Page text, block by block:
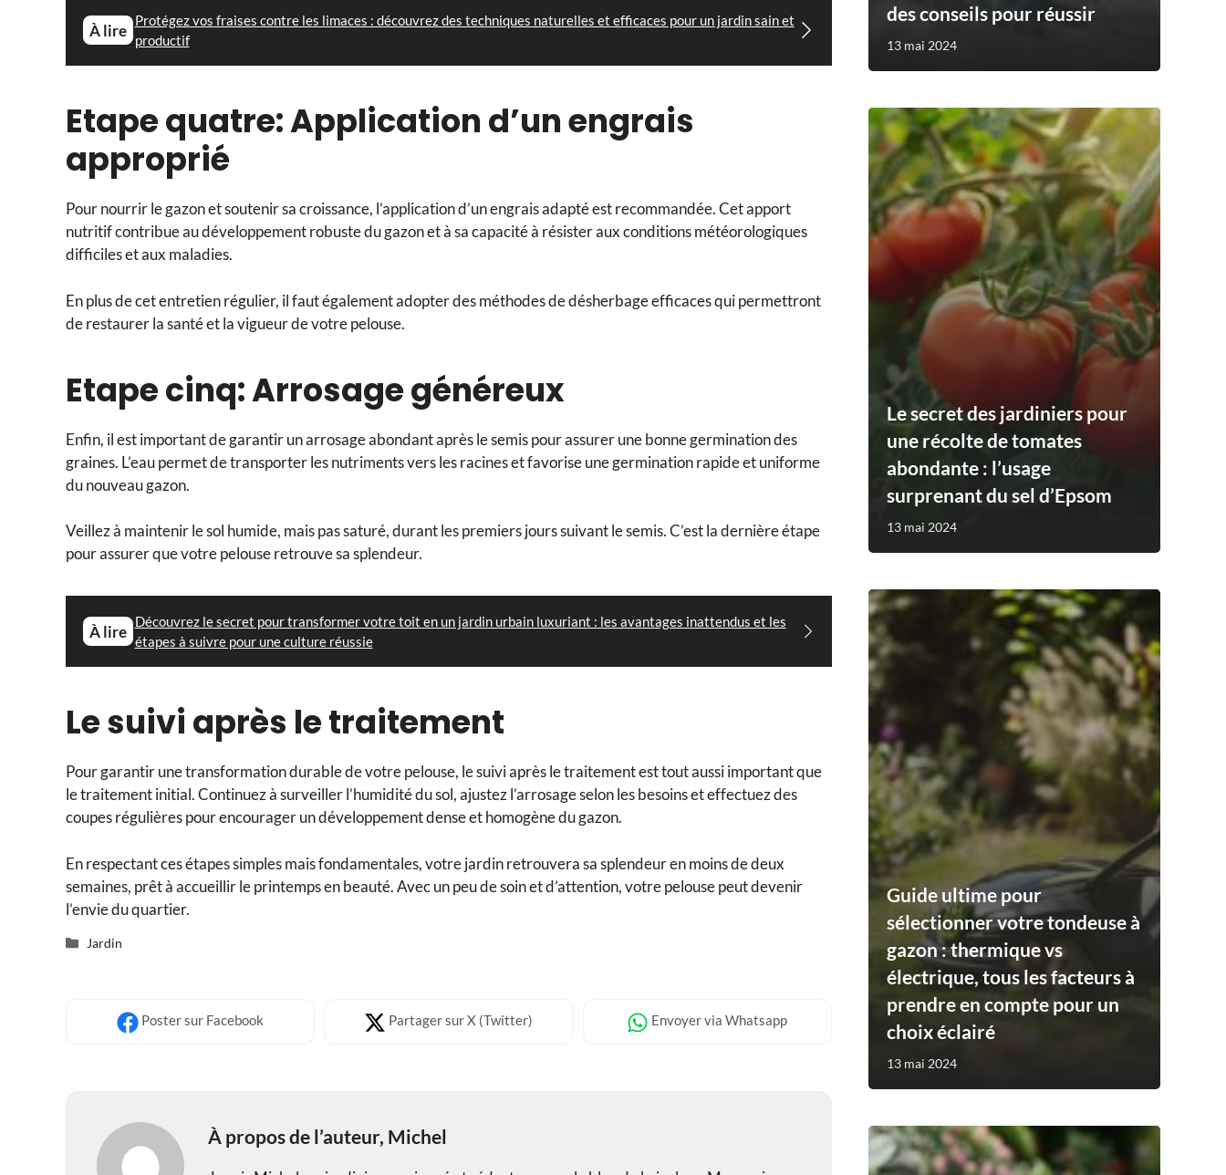
À lire
Protégez vos fraises contre les limaces : découvrez des techniques naturelles et efficaces pour un jardin sain et
productif
Etape quatre: Application d’un engrais
approprié
Pour nourrir le gazon et soutenir sa croissance, l’application d’un engrais adapté est recommandée. Cet apport
nutritif contribue au développement robuste du gazon et à sa capacité à résister aux conditions météorologiques
difficiles et aux maladies.
En plus de cet entretien régulier, il faut également adopter des méthodes de désherbage efficaces qui permettront
de restaurer la santé et la vigueur de votre pelouse.
Etape cinq: Arrosage généreux
Enfin, il est important de garantir un arrosage abondant après le semis pour assurer une bonne germination des
graines. L’eau permet de transporter les nutriments vers les racines et favorise une germination rapide et uniforme
du nouveau gazon.
Veillez à maintenir le sol humide, mais pas saturé, durant les premiers jours suivant le semis. C’est la dernière étape
pour assurer que votre pelouse retrouve sa splendeur.
À lire
Découvrez le secret pour transformer votre toit en un jardin urbain luxuriant : les avantages inattendus et les
étapes à suivre pour une culture réussie
Le suivi après le traitement
Pour garantir une transformation durable de votre pelouse, le suivi après le traitement est tout aussi important que
le traitement initial. Continuez à surveiller l’humidité du sol, ajustez l’arrosage selon les besoins et effectuez des
coupes régulières pour encourager un développement dense et homogène du gazon.
En respectant ces étapes simples mais fondamentales, votre jardin retrouvera sa splendeur en moins de deux
semaines, prêt à accueillir le printemps en beauté. Avec un peu de soin et d’attention, votre pelouse peut devenir
l’envie du quartier.
Catégories
Jardin
Postersur Facebook Partagersur X (Twitter) Envoyervia Whatsapp
À propos de l’auteur, Michel
des conseils pour réussir
13 mai 2024
Le secret des jardiniers pour
une récolte de tomates
abondante : l’usage
surprenant du sel d’Epsom
13 mai 2024
Guide ultime pour
sélectionner votre tondeuse à
gazon : thermique vs
électrique, tous les facteurs à
prendre en compte pour un
choix éclairé
13 mai 2024